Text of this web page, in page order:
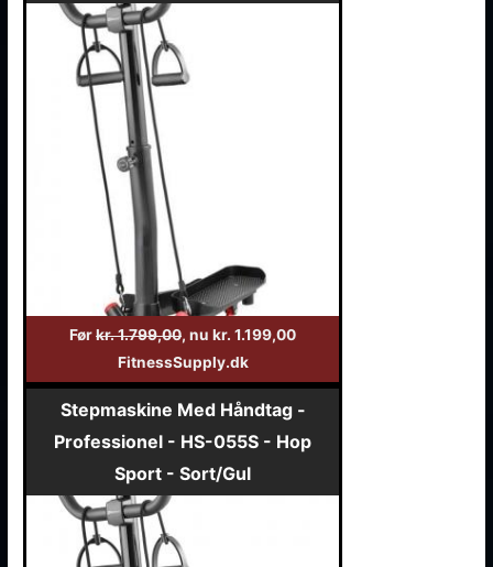
Førkr. 1.799,00, nu kr. 1.199,00
FitnessSupply.dk
Stepmaskine Med Håndtag -
Professionel - HS-055S - Hop
Sport - Sort/Gul